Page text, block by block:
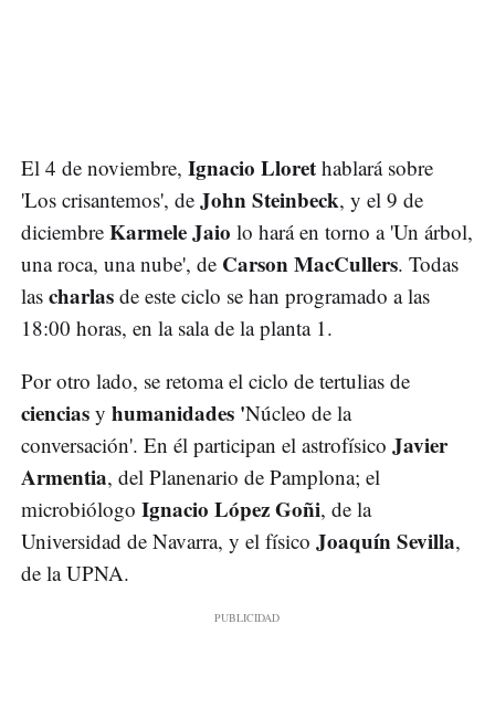
El 4 de noviembre, Ignacio Lloret hablará sobre
'Los crisantemos', de John Steinbeck, y el 9 de
diciembre Karmele Jaio lo hará en torno a 'Un árbol,
una roca, una nube', de Carson MacCullers. Todas
las charlas de este ciclo se han programado a las
18:00 horas, en la sala de la planta 1.
Por otro lado, se retoma el ciclo de tertulias de
ciencias y humanidades 'Núcleo de la
conversación'. En él participan el astrofísico Javier
Armentia, del Planenario de Pamplona; el
microbiólogo Ignacio López Goñi, de la
Universidad de Navarra, y el físico Joaquín Sevilla,
de la UPNA.